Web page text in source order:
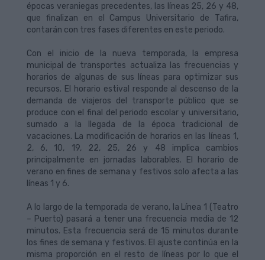
épocas veraniegas precedentes, las líneas 25, 26 y 48,
que finalizan en el Campus Universitario de Tafira,
contarán con tres fases diferentes en este periodo.
Con el inicio de la nueva temporada, la empresa
municipal de transportes actualiza las frecuencias y
horarios de algunas de sus líneas para optimizar sus
recursos. El horario estival responde al descenso de la
demanda de viajeros del transporte público que se
produce con el final del periodo escolar y universitario,
sumado a la llegada de la época tradicional de
vacaciones. La modificación de horarios en las líneas 1,
2, 6, 10, 19, 22, 25, 26 y 48 implica cambios
principalmente en jornadas laborables. El horario de
verano en fines de semana y festivos solo afecta a las
líneas 1 y 6.
A lo largo de la temporada de verano, la Línea 1 (Teatro
– Puerto) pasará a tener una frecuencia media de 12
minutos. Esta frecuencia será de 15 minutos durante
los fines de semana y festivos. El ajuste continúa en la
misma proporción en el resto de líneas por lo que el